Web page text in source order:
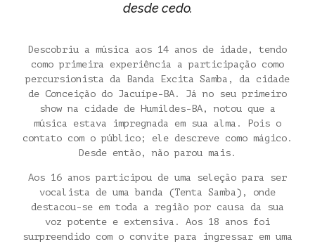
desde cedo.
Descobriu a música aos 14 anos de idade, tendo
como primeira experiência a participação como
percursionista da Banda Excita Samba, da cidade
de Conceição do Jacuípe-BA. Já no seu primeiro
show na cidade de Humildes-BA, notou que a
música estava impregnada em sua alma. Pois o
contato com o público; ele descreve como mágico.
Desde então, não parou mais.
Aos 16 anos participou de uma seleção para ser
vocalista de uma banda (Tenta Samba), onde
destacou-se em toda a região por causa da sua
voz potente e extensiva. Aos 18 anos foi
surpreendido com o convite para ingressar em uma